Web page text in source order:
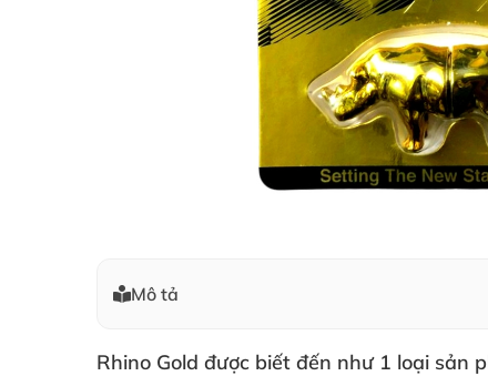
Mô tả
Rhino Gold được biết đến như 1 loại sản